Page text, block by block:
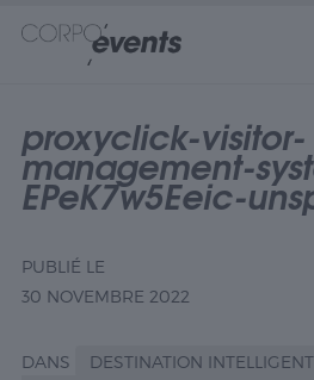
proxyclick-visitor-
management-
EPeK7w5Eeic-
PUBLIÉ LE
30 NOVEMBRE 2022
DANS
DESTINATION